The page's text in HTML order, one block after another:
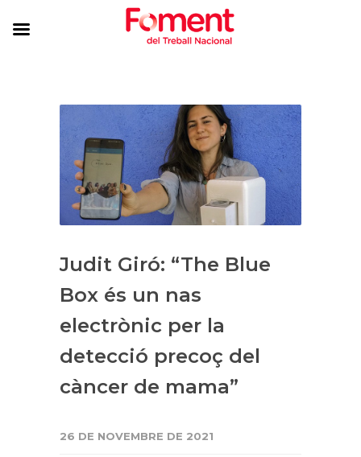
Judit Giró: “The Blue
Box és un nas
electrònic per la
detecció precoç del
càncer de mama”
26 DE NOVEMBRE DE 2021